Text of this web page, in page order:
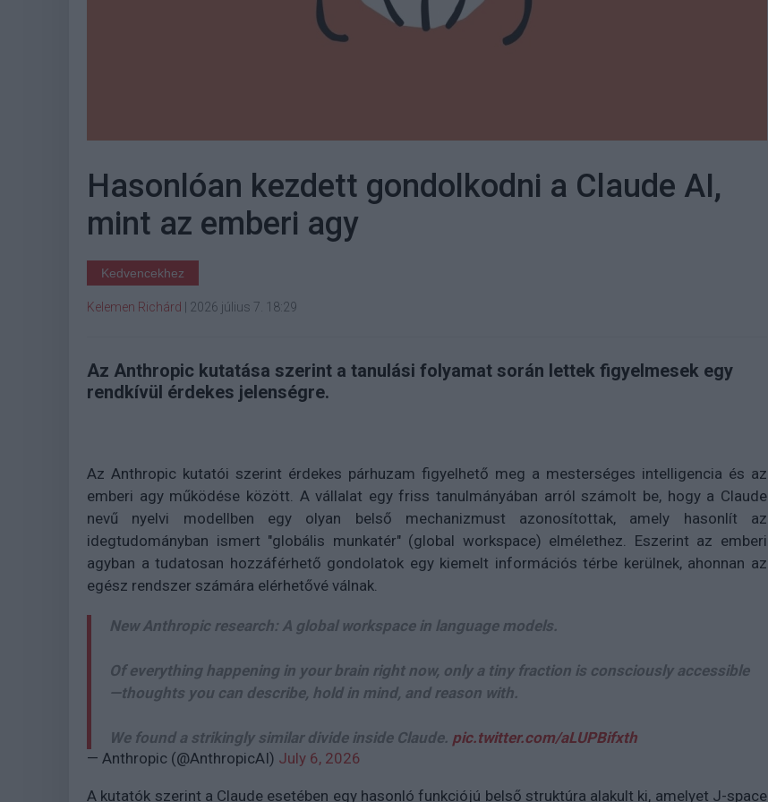
Hasonlóan kezdett gondolkodni a Claude AI,
mint az emberi agy
Kedvencekhez
Kelemen Richárd 2026 július 7. 18:29
Az Anthropic kutatása szerint a tanulási folyamat során lettek figyelmesek egy
rendkívül érdekes jelenségre.
Az Anthropic kutatói szerint érdekes párhuzam figyelhető meg a mesterséges intelligencia és az
emberi agy működése között. A vállalat egy friss tanulmányában arról számolt be, hogy a Claude
nevű nyelvi modellben egy olyan belső mechanizmust azonosítottak, amely hasonlít az
idegtudományban ismert "globális munkatér" (global workspace) elmélethez. Eszerint az emberi
agyban a tudatosan hozzáférhető gondolatok egy kiemelt információs térbe kerülnek, ahonnan az
egész rendszer számára elérhetővé válnak.
New Anthropic research: A global workspace in language models.
Of everything happening in your brain right now, only a tiny fraction is consciously accessible
—thoughts you can describe, hold in mind, and reason with.
We found a strikingly similar divide inside Claude. pic.twitter.com/aLUPBifxth
— Anthropic (@AnthropicAI) July 6, 2026
A kutatók szerint a Claude esetében egy hasonló funkciójú belső struktúra alakult ki, amelyet J-space